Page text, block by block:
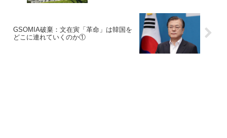
GSOMIA破棄：文在寅「革命」は韓国を
どこに連れていくのか①